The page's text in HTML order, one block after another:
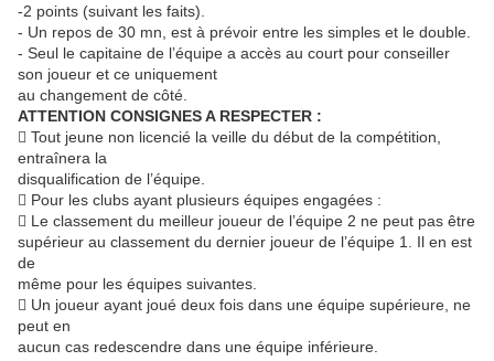
-2 points (suivant les faits).
- Un repos de 30 mn, est à prévoir entre les simples et le double.
- Seul le capitaine de l’équipe a accès au court pour conseiller
son joueur et ce uniquement
au changement de côté.
ATTENTION CONSIGNES A RESPECTER :
 Tout jeune non licencié la veille du début de la compétition,
entraînera la
disqualification de l’équipe.
 Pour les clubs ayant plusieurs équipes engagées :
 Le classement du meilleur joueur de l’équipe 2 ne peut pas être
supérieur au classement du dernier joueur de l’équipe 1. Il en est
de
même pour les équipes suivantes.
 Un joueur ayant joué deux fois dans une équipe supérieure, ne
peut en
aucun cas redescendre dans une équipe inférieure.